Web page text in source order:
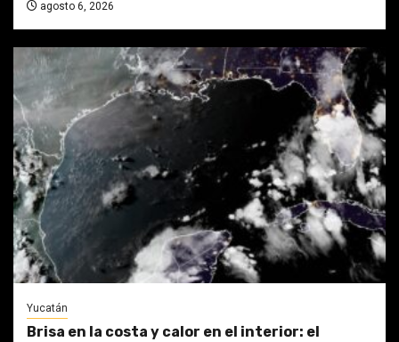
agosto 6, 2026
Yucatán
Brisa en la costa y calor en el interior: el